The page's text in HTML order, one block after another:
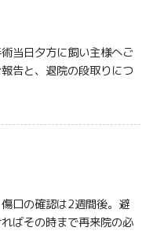
当日夕方に飼い主様へご
告と、退院の段取りにつ
口の確認は2週間後。避
ばその時まで再来院の必